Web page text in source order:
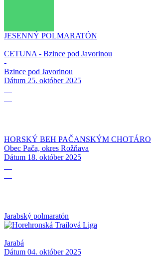
JESENNÝ POLMARATÓN
CETUNA - Bzince pod Javorinou
-
Bzince pod Javorinou
Dátum 25. október 2025
HORSKÝ BEH PAČANSKÝM
Obec Pača, okres Rožňava
Dátum 18. október 2025
Jarabský polmaratón
Jarabá
Dátum 04. október 2025